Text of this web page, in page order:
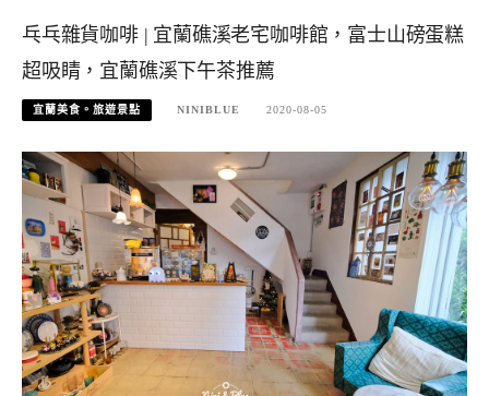
乓乓雜貨咖啡 | 宜蘭礁溪老宅咖啡館，富士山磅蛋糕
超吸睛，宜蘭礁溪下午茶推薦
宜蘭美食。旅遊景點 NINIBLUE 2020-08-05